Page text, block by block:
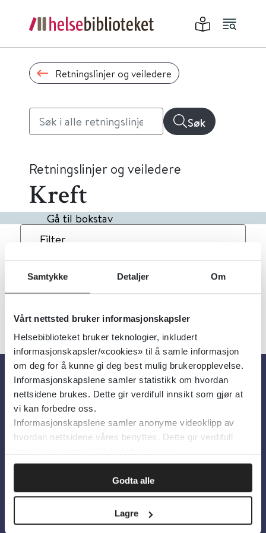
Samtykke Detaljer Om
Vårt nettsted bruker informasjonskapsler
Helsebiblioteket bruker teknologier, inkludert
informasjonskapsler/«cookies» til å samle informasjon
om deg for å kunne gi deg best mulig brukeropplevelse.
Informasjonskapslene samler statistikk om hvordan
nettsidene brukes. Dette gir verdifull innsikt som gjør at
vi kan forbedre oss.
Informasjonskapslene samler anonyme videoklipp av
hvordan nettsidene våres benyttes. Dette gir verdifull
Godta alle
Lagre
Retningslinjer og veiledere
Søk
Retningslinjer og veiledere
Kreft
Gå til bokstav
Filter
5Treff Dato Alfabetisk
Om oss
Om Helsebiblioteket
Personvern og informasjonskapsler
Tilgjengelighetserklæring
Information in English
Bilder fra Colourbox.com